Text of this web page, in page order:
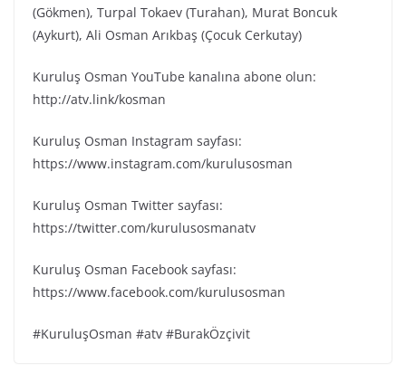
(Gökmen), Turpal Tokaev (Turahan), Murat Boncuk
(Aykurt), Ali Osman Arıkbaş (Çocuk Cerkutay)
Kuruluş Osman YouTube kanalına abone olun:
http://atv.link/kosman
Kuruluş Osman Instagram sayfası:
https://www.instagram.com/kurulusosman
Kuruluş Osman Twitter sayfası:
https://twitter.com/kurulusosmanatv
Kuruluş Osman Facebook sayfası:
https://www.facebook.com/kurulusosman
#KuruluşOsman #atv #BurakÖzçivit